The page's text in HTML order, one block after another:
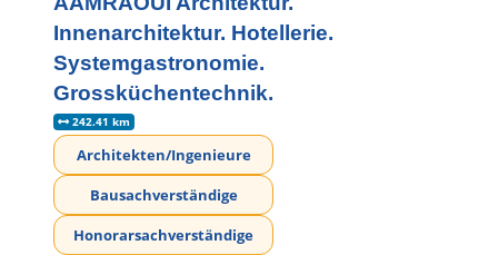
Innenarchitektur. Hotellerie.
Systemgastronomie.
Grossküchentechnik.
242.41 km
Architekten/Ingenieure
Bausachverständige
Honorarsachverständige